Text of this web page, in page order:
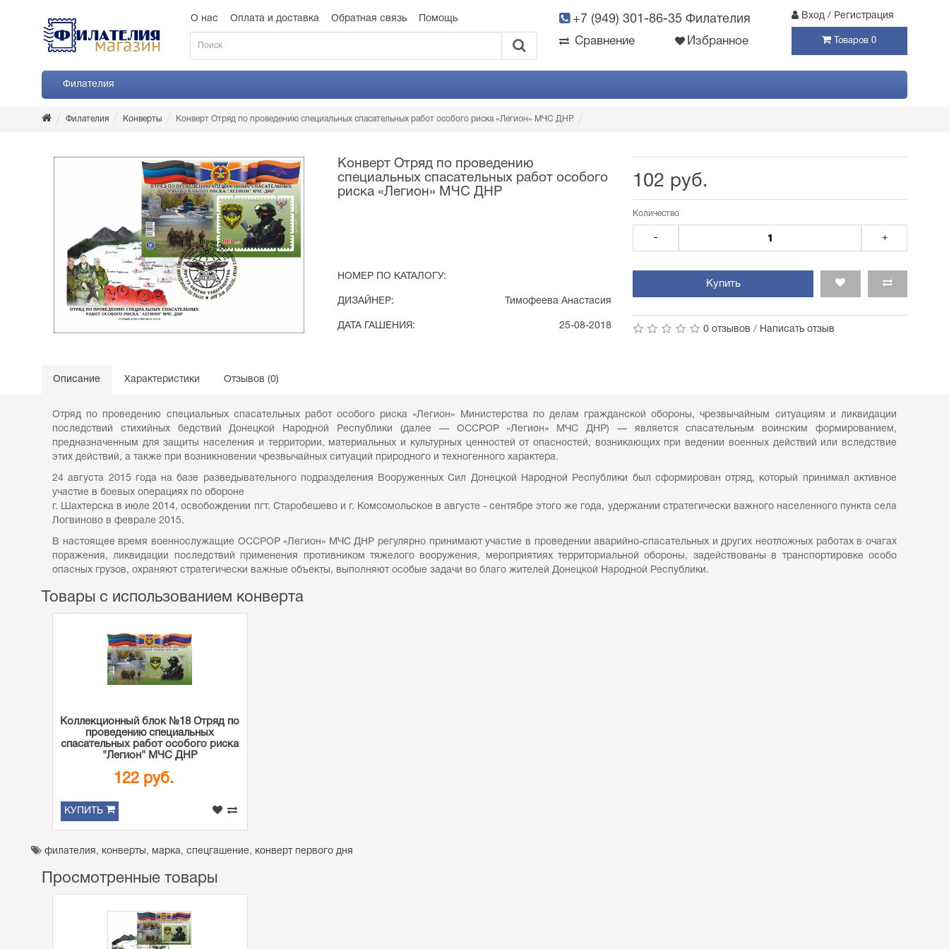
О нас Оплата и доставка Обратная связь Помощь +7 (949) 301-86-35 Филателия Вход / Регистрация
Сравнение Избранное Товаров 0
Филателия
Филателия Конверты Конверт Отряд по проведению специальных спасательных работ особого риска «Легион» МЧС ДНР
Конверт Отряд по проведению
специальных спасательных работ особого
риска «Легион» МЧС ДНР
НОМЕР ПО КАТАЛОГУ:
ДИЗАЙНЕР: Тимофеева Анастасия
ДАТА ГАШЕНИЯ: 25-08-2018
102 руб.
Количество
- +
Купить
0 отзывов / Написать отзыв
Описание Характеристики Отзывов (0)
Отряд по проведению специальных спасательных работ особого риска «Легион» Министерства по делам гражданской обороны, чрезвычайным ситуациям и ликвидации
последствий стихийных бедствий Донецкой Народной Республики (далее — ОССРОР «Легион» МЧС ДНР) — является спасательным воинским формированием,
предназначенным для защиты населения и территории, материальных и культурных ценностей от опасностей, возникающих при ведении военных действий или вследствие
этих действий, а также при возникновении чрезвычайных ситуаций природного и техногенного характера.
24 августа 2015 года на базе разведывательного подразделения Вооруженных Сил Донецкой Народной Республики был сформирован отряд, который принимал активное
участие в боевых операциях по обороне
г. Шахтерска в июле 2014, освобождении пгт. Старобешево и г. Комсомольское в августе - сентябре этого же года, удержании стратегически важного населенного пункта села
Логвиново в феврале 2015.
В настоящее время военнослужащие ОССРОР «Легион» МЧС ДНР регулярно принимают участие в проведении аварийно-спасательных и других неотложных работах в очагах
поражения, ликвидации последствий применения противником тяжелого вооружения, мероприятиях территориальной обороны, задействованы в транспортировке особо
опасных грузов, охраняют стратегически важные объекты, выполняют особые задачи во благо жителей Донецкой Народной Республики.
Товары с использованием конверта
Коллекционный блок №18 Отряд по
проведению специальных
спасательных работ особого риска
"Легион" МЧС ДНР
122 руб.
КУПИТЬ
филателия , конверты , марка, спецгашение, конверт первого дня
Просмотренные товары